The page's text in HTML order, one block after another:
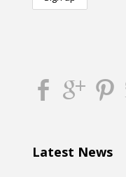
Latest News